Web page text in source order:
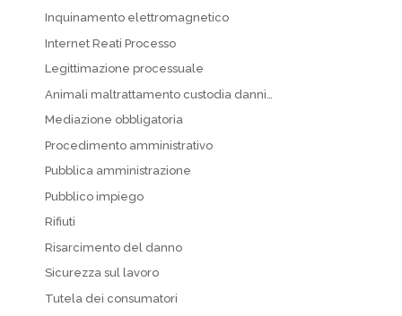
Inquinamento elettromagnetico
Internet Reati Processo
Legittimazione processuale
Animali maltrattamento custodia danni…
Mediazione obbligatoria
Procedimento amministrativo
Pubblica amministrazione
Pubblico impiego
Rifiuti
Risarcimento del danno
Sicurezza sul lavoro
Tutela dei consumatori